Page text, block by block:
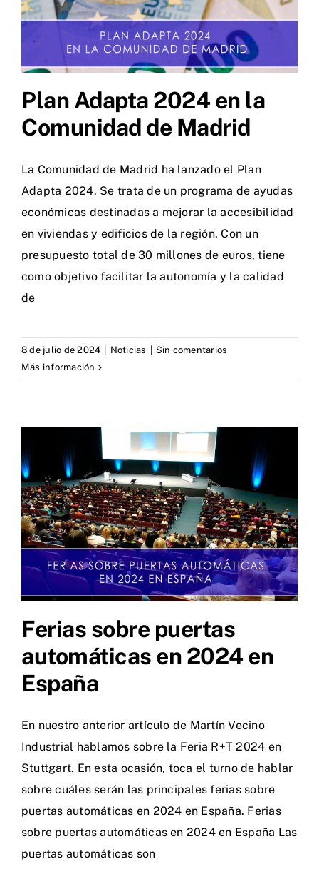
Plan Adapta 2024 en la
Comunidad de Madrid
La Comunidad de Madrid ha lanzado el Plan
Adapta 2024. Se trata de un programa de ayudas
económicas destinadas a mejorar la accesibilidad
en viviendas y edificios de la región. Con un
presupuesto total de 30 millones de euros, tiene
como objetivo facilitar la autonomía y la calidad
de
8 de julio de 2024 Noticias
Sin comentarios
Más información
Ferias sobre puertas
automáticas en 2024 en
España
En nuestro anterior artículo de Martín Vecino
Industrial hablamos sobre la Feria R+T 2024 en
Stuttgart. En esta ocasión, toca el turno de hablar
sobre cuáles serán las principales ferias sobre
puertas automáticas en 2024 en España. Ferias
sobre puertas automáticas en 2024 en España Las
puertas automáticas son